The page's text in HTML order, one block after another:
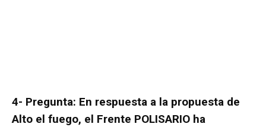
4- Pregunta: En respuesta a la propuesta de
Alto el fuego, el Frente POLISARIO ha